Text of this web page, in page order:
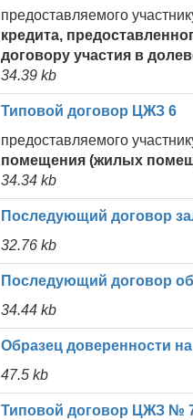
предоставляемого
кредита,
договору участия в
34.39 kb
Типовой договор ЦЖЗ 6
предоставляемого
помещения (жилых
34.34 kb
Последующий договор
32.76 kb
Последующий договор
34.44 kb
Образец доверенности
47.5 kb
Типовой договор ЦЖЗ №